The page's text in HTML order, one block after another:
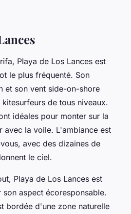
Playa de Los Lances est
le plus fréquenté. Son
et son vent side-on-shore
de tous niveaux.
idéales pour monter sur la
avec la voile. L'ambiance est
avec des dizaines de
le ciel.
Playa de Los Lances est
aspect écoresponsable.
bordée d'une zone naturelle